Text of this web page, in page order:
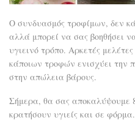
Ο συνδυασμός τροφίμων, δεν
αλλά μπορεί να σας βοηθήσει
υγιεινό τρόπο. Αρκετές
κάποιων τροφών ενισχύει την
στην απώλεια βάρους.
Σήμερα, θα σας αποκαλύψουμε
κρατήσουν υγιείς και σε φόρμα.